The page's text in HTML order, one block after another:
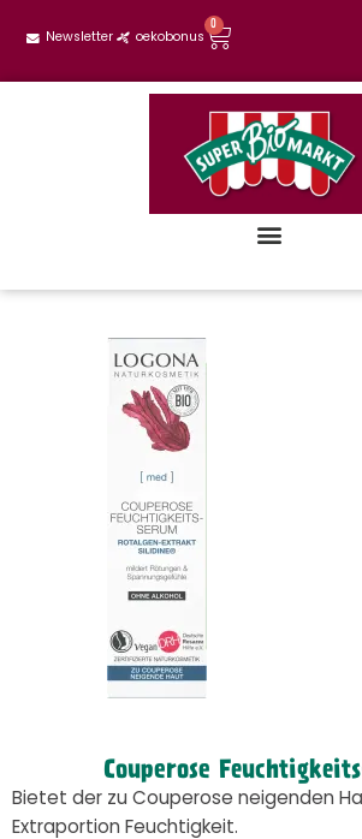
Newsletter oekobonus
0
Couperose
Bietet der zu Couperose neigenden
Extraportion Feuchtigkeit.